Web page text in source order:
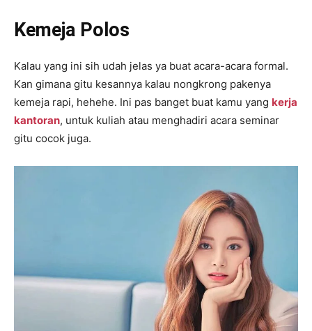
Kemeja Polos
Kalau yang ini sih udah jelas ya buat acara-acara formal.
Kan gimana gitu kesannya kalau nongkrong pakenya
kemeja rapi, hehehe. Ini pas banget buat kamu yang kerja
kantoran, untuk kuliah atau menghadiri acara seminar
gitu cocok juga.